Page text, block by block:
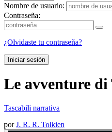
Nombre de usuario:
Contraseña:
¿Olvidaste tu contraseña?
Iniciar sesión
Le avventure
Tascabili narrativa
porJ. R. R. Tolkien